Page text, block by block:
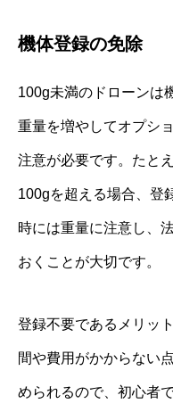
機体登録の免除
100g未満のドローンは
重量を増やしてオプシ
注意が必要です。たと
100gを超える場合、登
時には重量に注意し、
おくことが大切です。
登録不要であるメリッ
間や費用がかからない
められるので、初心者